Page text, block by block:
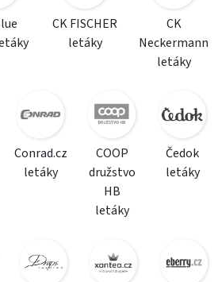
CK FISCHER
letáky
CK
Neckermann
letáky
Conrad.cz
letáky
COOP
družstvo
HB
letáky
Čedok
letáky